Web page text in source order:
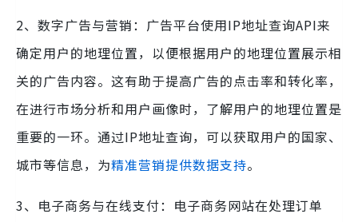
2、数字广告与营销：广告平台使用IP地址查询API来
确定用户的地理位置，以便根据用户的地理位置展示相
关的广告内容。这有助于提高广告的点击率和转化率，
在进行市场分析和用户画像时，了解用户的地理位置是
重要的一环。通过IP地址查询，可以获取用户的国家、
城市等信息，为精准营销提供数据支持。
3、电子商务与在线支付：电子商务网站在处理订单